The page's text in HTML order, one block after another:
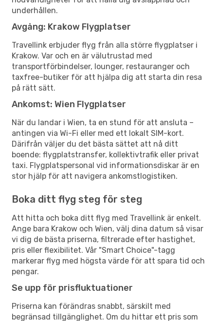
underhållen.
Avgång: Krakow Flygplatser
Travellink erbjuder flyg från alla större flygplatser i
Krakow. Var och en är välutrustad med
transportförbindelser, lounger, restauranger och
taxfree-butiker för att hjälpa dig att starta din resa
på rätt sätt.
Ankomst: Wien Flygplatser
När du landar i Wien, ta en stund för att ansluta –
antingen via Wi-Fi eller med ett lokalt SIM-kort.
Därifrån väljer du det bästa sättet att nå ditt
boende: flygplatstransfer, kollektivtrafik eller privat
taxi. Flygplatspersonal vid informationsdiskar är en
stor hjälp för att navigera ankomstlogistiken.
Boka ditt flyg steg för steg
Att hitta och boka ditt flyg med Travellink är enkelt.
Ange bara Krakow och Wien, välj dina datum så visar
vi dig de bästa priserna, filtrerade efter hastighet,
pris eller flexibilitet. Vår "Smart Choice"-tagg
markerar flyg med högsta värde för att spara tid och
pengar.
Se upp för prisfluktuationer
Priserna kan förändras snabbt, särskilt med
begränsad tillgänglighet. Om du hittar ett pris som